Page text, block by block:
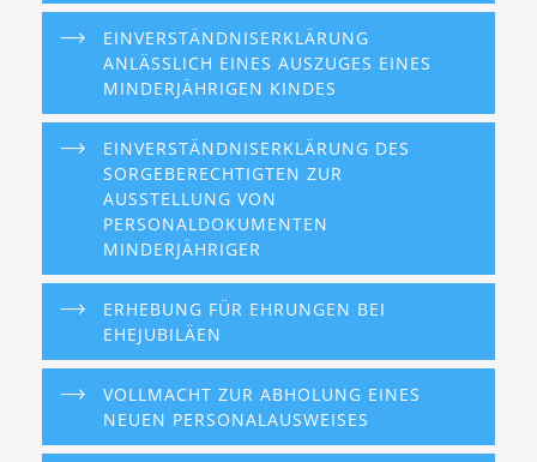
EINVERSTÄNDNISERKLÄRUNG
ANLÄSSLICH EINES AUSZUGES EINES
MINDERJÄHRIGEN KINDES
EINVERSTÄNDNISERKLÄRUNG DES
SORGEBERECHTIGTEN ZUR
AUSSTELLUNG VON
PERSONALDOKUMENTEN
MINDERJÄHRIGER
ERHEBUNG FÜR EHRUNGEN BEI
EHEJUBILÄEN
VOLLMACHT ZUR ABHOLUNG EINES
NEUEN PERSONALAUSWEISES